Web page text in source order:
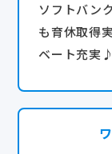
ソフトバン
も育休取得
ベート充実♪